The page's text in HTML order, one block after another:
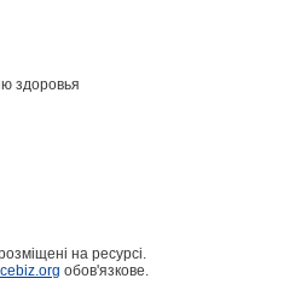
здоровья
на ресурсі.
обов'язкове.